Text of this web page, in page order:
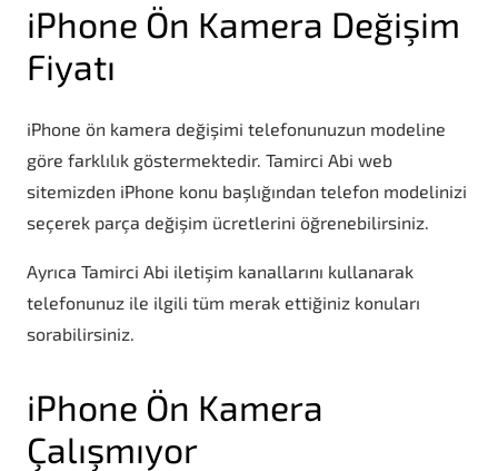
iPhone Ön Kamera Değişim
Fiyatı
iPhone ön kamera değişimi telefonunuzun modeline
göre farklılık göstermektedir. Tamirci Abi web
sitemizden iPhone konu başlığından telefon modelinizi
seçerek parça değişim ücretlerini öğrenebilirsiniz.
Ayrıca Tamirci Abi iletişim kanallarını kullanarak
telefonunuz ile ilgili tüm merak ettiğiniz konuları
sorabilirsiniz.
iPhone Ön Kamera
Çalışmıyor